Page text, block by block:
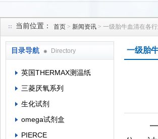
当前位置： 首页 > 新闻资讯 > 一级胎牛血清在各
目录导航 Directory
英国THERMAX测温纸
三菱厌氧系列
生化试剂
omega试剂盒
PIERCE
一级胎
一级